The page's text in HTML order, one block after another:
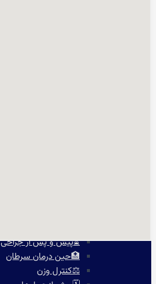
⏳پیش و پس از جراحی
🏥حین درمان سرطان
⚖️کنترل وزن